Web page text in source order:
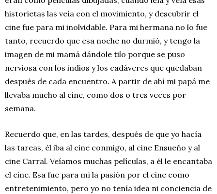
historietas las veía con el movimiento, y descubrir el
cine fue para mi inolvidable. Para mi hermana no lo fue
tanto, recuerdo que esa noche no durmió, y tengo la
imagen de mi mamá dándole tilo porque se puso
nerviosa con los indios y los cadáveres que quedaban
después de cada encuentro. A partir de ahí mi papá me
llevaba mucho al cine, como dos o tres veces por
semana.
Recuerdo que, en las tardes, después de que yo hacía
las tareas, él iba al cine conmigo, al cine Ensueño y al
cine Carral. Veíamos muchas películas, a él le encantaba
el cine. Esa fue para mí la pasión por el cine como
entretenimiento, pero yo no tenía idea ni conciencia de